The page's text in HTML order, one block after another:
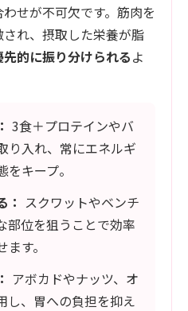
せが不可欠です。筋肉を
れ、摂取した栄養が脂
先的に振り分けられるよ
3食＋プロテインやバ
り入れ、常にエネルギ
キープ。
： スクワットやベンチ
部位を狙うことで効率
す。
アボカドやナッツ、オ
し、胃への負担を抑え